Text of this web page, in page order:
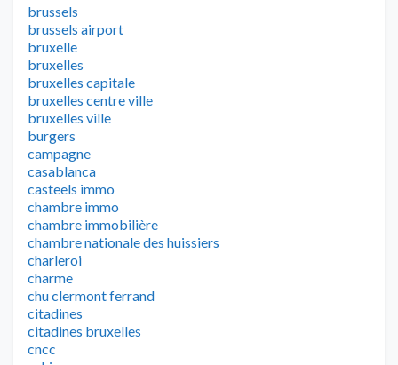
brussels
brussels airport
bruxelle
bruxelles
bruxelles capitale
bruxelles centre ville
bruxelles ville
burgers
campagne
casablanca
casteels immo
chambre immo
chambre immobilière
chambre nationale des huissiers
charleroi
charme
chu clermont ferrand
citadines
citadines bruxelles
cncc